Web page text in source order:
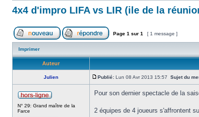
4x4 d'impro LIFA vs LIR (ile de la
Page 1 sur 1 [ 1 message ]
Imprimer
Auteur
Julien Publié: Lun 08 Avr 2013 15:57 Sujet du
N° 29: Grand maître de la
Farce
Pour son dernier spectacle de la
2 équipes de 4 joueurs s'affrontent